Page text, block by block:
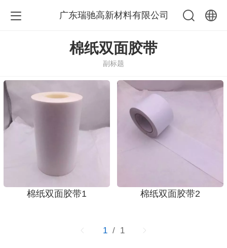
广东瑞驰高新材料有限公司
棉纸双面胶带
副标题
棉纸双面胶带1 棉纸双面胶带2
1 / 1